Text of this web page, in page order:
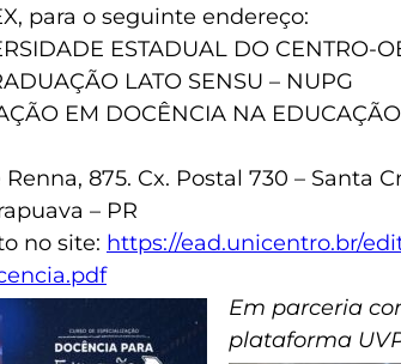
para o seguinte endereço:
ESTADUAL DO CENTRO-
LATO SENSU – NUPG
EM DOCÊNCIA NA EDUCAÇÃO
875. Cx. Postal 730 – Santa
– PR
no site: https://ead.unicentro.br/
Em parceria
plataforma